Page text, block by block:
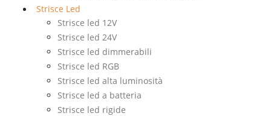
Strisce Led
Strisce led 12V
Strisce led 24V
Strisce led dimmerabili
Strisce led RGB
Strisce led alta luminosità
Strisce led a batteria
Strisce led rigide